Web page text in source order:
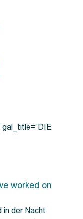
gal_title=”DIE
worked on
in der Nacht